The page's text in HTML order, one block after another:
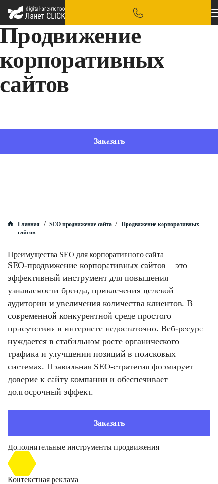
Продвижение
корпоративных
сайтов
Заказать
Главная / SEO продвижение сайта / Продвижение корпоративных
сайтов
Преимущества SEO для корпоративного сайта
SEO-продвижение корпоративных сайтов – это
эффективный инструмент для повышения
узнаваемости бренда, привлечения целевой
аудитории и увеличения количества клиентов. В
современной конкурентной среде простого
присутствия в интернете недостаточно. Веб-ресурс
нуждается в стабильном росте органического
трафика и улучшении позиций в поисковых
системах. Правильная SEO-стратегия формирует
доверие к сайту компании и обеспечивает
долгосрочный эффект.
Заказать
Дополнительные инструменты продвижения
Контекстная реклама